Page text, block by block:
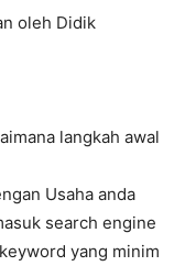
oleh Didik
langkah awal
Usaha anda
search engine
yang minim